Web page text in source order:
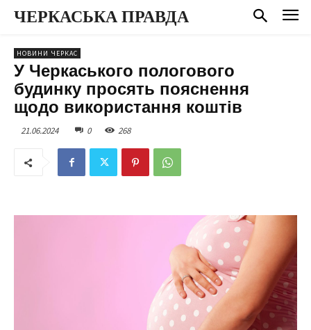
ЧЕРКАСЬКА ПРАВДА
НОВИНИ ЧЕРКАС
У Черкаського пологового
будинку просять пояснення
щодо використання коштів
21.06.2024 0 268